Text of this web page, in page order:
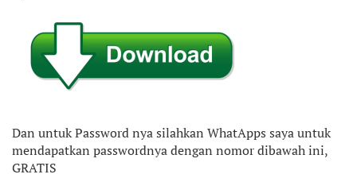
Dan untuk Password nya silahkan WhatApps saya untuk
mendapatkan passwordnya dengan nomor dibawah ini,
GRATIS